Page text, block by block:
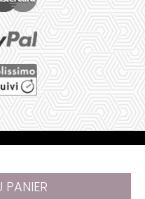
PANIER
créateur